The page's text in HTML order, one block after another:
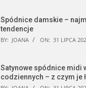
Spódnice damskie –
tendencje
BY: JOANA ON: 31 LIPCA
Satynowe spódnice midi
codziennych – z czym je